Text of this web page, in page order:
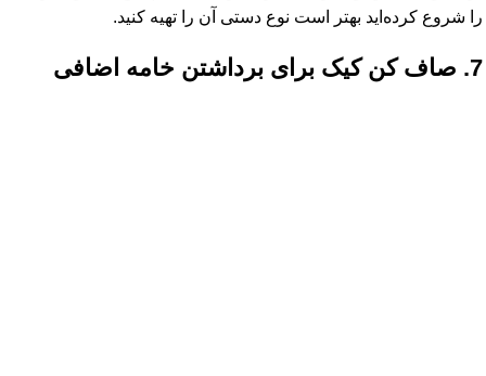
را شروع کرده‌اید بهتر است نوع دستی آن را تهیه کنید.
7. صاف کن کیک برای برداشتن خامه اضافی